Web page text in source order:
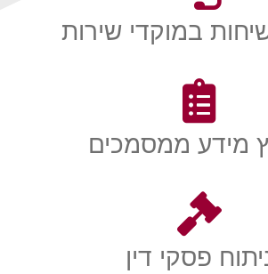
במוקדי שירות
מידע ממסמכים
פסקי דין